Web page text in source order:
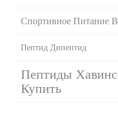
Спортивное Питание
Пептид Дипептид
Пептиды
Купить